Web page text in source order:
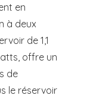
en
à deux
de 1,1
offre un
de
le réservoir